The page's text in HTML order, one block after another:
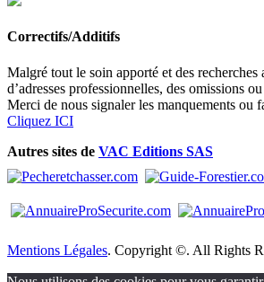
Correctifs/Additifs
Malgré tout le soin apporté et des
d’adresses professionnelles, des omissions
Merci de nous signaler les manquements ou
Cliquez ICI
Autres sites de VAC Editions SAS
Mentions Légales. Copyright ©. All Rights